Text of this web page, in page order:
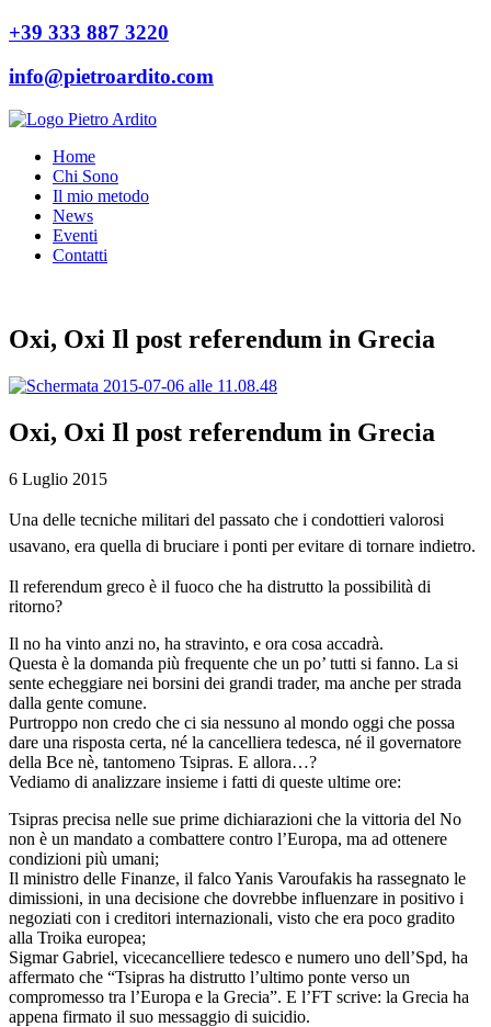
+39 333 887 3220
info@pietroardito.com
Home
Chi Sono
Il mio metodo
News
Eventi
Contatti
Oxi, Oxi Il post referendum in Grecia
Oxi, Oxi Il post referendum in Grecia
6 Luglio 2015
Una delle tecniche militari del passato che i condottieri valorosi
usavano, era quella di bruciare i ponti per evitare di tornare indietro.
Il referendum greco è il fuoco che ha distrutto la possibilità di
ritorno?
Il no ha vinto anzi no, ha stravinto, e ora cosa accadrà.
Questa è la domanda più frequente che un po’ tutti si fanno. La si
sente echeggiare nei borsini dei grandi trader, ma anche per strada
dalla gente comune.
Purtroppo non credo che ci sia nessuno al mondo oggi che possa
dare una risposta certa, né la cancelliera tedesca, né il governatore
della Bce nè, tantomeno Tsipras. E allora…?
Vediamo di analizzare insieme i fatti di queste ultime ore:
Tsipras precisa nelle sue prime dichiarazioni che la vittoria del No
non è un mandato a combattere contro l’Europa, ma ad ottenere
condizioni più umani;
Il ministro delle Finanze, il falco Yanis Varoufakis ha rassegnato le
dimissioni, in una decisione che dovrebbe influenzare in positivo i
negoziati con i creditori internazionali, visto che era poco gradito
alla Troika europea;
Sigmar Gabriel, vicecancelliere tedesco e numero uno dell’Spd, ha
affermato che “Tsipras ha distrutto l’ultimo ponte verso un
compromesso tra l’Europa e la Grecia”. E l’FT scrive: la Grecia ha
appena firmato il suo messaggio di suicidio.